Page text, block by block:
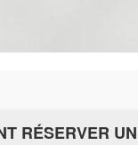
RÉSERVER